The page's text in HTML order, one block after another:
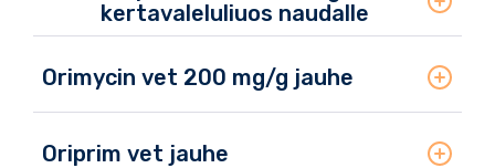
kertavaleluliuos naudalle
Orimycin vet 200 mg/g jauhe
Oriprim vet jauhe